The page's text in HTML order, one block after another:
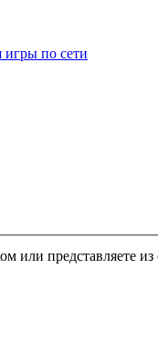
по сети
для того, чтобы выяснить, являетесь